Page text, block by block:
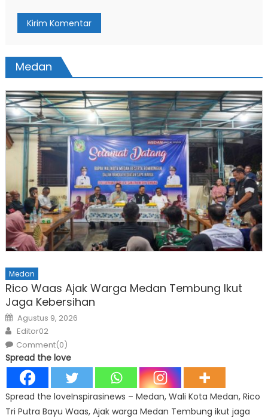
Medan
Medan
Rico Waas Ajak Warga Medan Tembung Ikut
Jaga Kebersihan
Posted
on
Agustus 9, 2026
Author
Editor02
Comment(0)
Spread the love
Spread the loveInspirasinews – Medan, Wali Kota Medan, Rico
Tri Putra Bayu Waas, Ajak warga Medan Tembung ikut jaga